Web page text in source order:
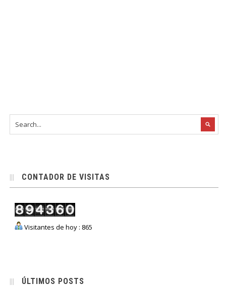
CONTADOR DE VISITAS
Visitantes de hoy : 865
ÚLTIMOS POSTS